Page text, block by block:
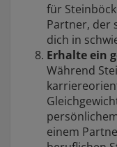
für
Partner, der
dich in
Erhalte ein
Während
einem